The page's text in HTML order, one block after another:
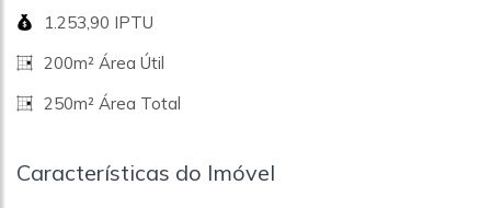
1.253,90 IPTU
200m² Área Útil
250m² Área Total
Características do Imóvel